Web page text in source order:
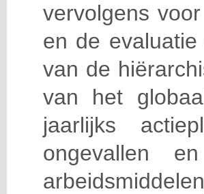
vervolgens
en de
van de
van het
jaarlijks
ongevallen